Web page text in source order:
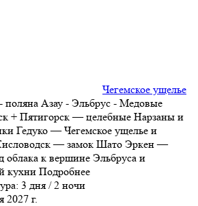
Чегемское ущелье
поляна Азау - Эльбрус - Медовые
+ Пятигорск — целебные Нарзаны и
Гедуко — Чегемское ущелье и
— замок Шато Эркен —
облака к вершине Эльбруса и
кухни Подробнее
3 дня / 2 ночи
2027 г.